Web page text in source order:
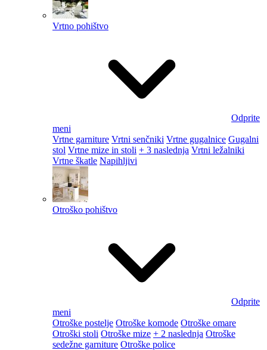
Vrtno pohištvo
Odprite
meni
Vrtne garniture Vrtni senčniki Vrtne gugalnice Gugalni
stol Vrtne mize in stoli + 3 naslednja Vrtni ležalniki
Vrtne škatle Napihljivi
Otroško pohištvo
Odprite
meni
Otroške postelje Otroške komode Otroške omare
Otroški stoli Otroške mize + 2 naslednja Otroške
sedežne garniture Otroške police